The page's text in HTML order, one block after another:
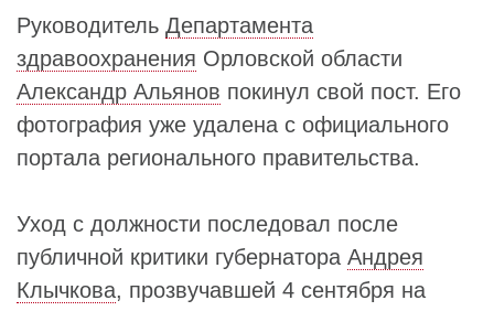
Руководитель Департамента
здравоохранения Орловской области
Александр Альянов покинул свой пост. Его
фотография уже удалена с официального
портала регионального правительства.
Уход с должности последовал после
публичной критики губернатора Андрея
Клычкова, прозвучавшей 4 сентября на